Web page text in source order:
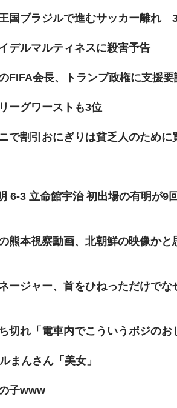
王国ブラジルで進むサッカー離れ
デルマルティネスに殺害予告
FIFA会長、トランプ政権に支援
ーグワーストも3位
で割引おにぎりは貧乏人のために
6-3 立命館宇治 初出場の有明が9
熊本視察動画、北朝鮮の映像かと
ージャー、首をひねっただけで
切れ「電車内でこういうポジのお
まんさん「美女」
子www